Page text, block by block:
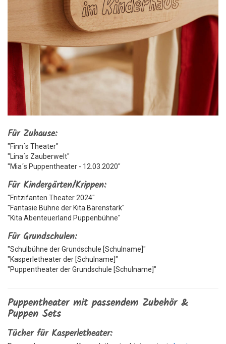
Für Zuhause:
"Finn´s Theater"
"Lina´s Zauberwelt"
"Mia´s Puppentheater - 12.03.2020"
Für Kindergärten/Krippen:
"Fritzifanten Theater 2024"
"Fantasie Bühne der Kita Bärenstark"
"Kita Abenteuerland Puppenbühne"
Für Grundschulen:
"Schulbühne der Grundschule [Schulname]"
"Kasperletheater der [Schulname]"
"Puppentheater der Grundschule [Schulname]"
Puppentheater mit passendem Zubehör &
Puppen Sets
Tücher für Kasperletheater: